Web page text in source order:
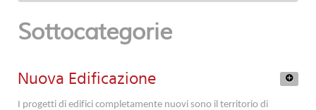
Sottocategorie
Nuova Edificazione
I progetti di edifici completamente nuovi sono il territorio di